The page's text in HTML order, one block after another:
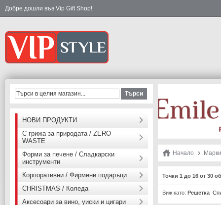
Добре дошли във Vip Gift Shop!
Начало Марки
Точки 1 до 16 от 30
Виж като: Решетка
Търси
НОВИ ПРОДУКТИ
С грижа за природата / ZERO
WASTE
Форми за печене / Сладкарски
инструменти
Корпоративни / Фирмени подаръци
CHRISTMAS / Коледа
Аксесоари за вино, уиски и цигари